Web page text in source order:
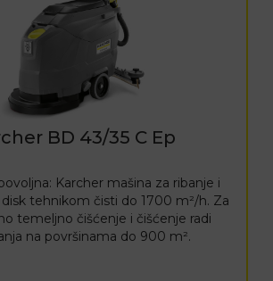
BD 43/35 C Ep
Karcher mašina za ribanje i
disk tehnikom čisti do 1700 m²/h. Za
temeljno čišćenje i čišćenje radi
na površinama do 900 m².